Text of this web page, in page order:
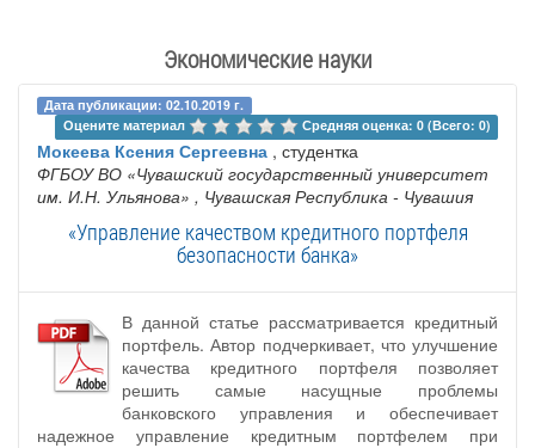
Экономические науки
Дата публикации: 02.10.2019 г.
Оцените материал
Средняя оценка: 0 (Всего: 0)
Мокеева Ксения Сергеевна , студентка
ФГБОУ ВО «Чувашский государственный университет
им. И.Н. Ульянова» , Чувашская Республика - Чувашия
«Управление качеством кредитного портфеля
безопасности банка»
В данной статье рассматривается кредитный
портфель. Автор подчеркивает, что улучшение
качества кредитного портфеля позволяет
решить самые насущные проблемы
банковского управления и обеспечивает
надежное управление кредитным портфелем при